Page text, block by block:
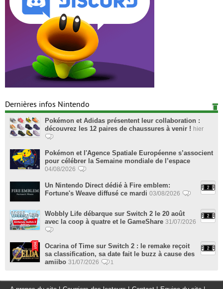
Dernières infos Nintendo
Pokémon et Adidas présentent leur collaboration :
découvrez les 12 paires de chaussures à venir ! hier
Pokémon et l'Agence Spatiale Européenne s’associent
pour célébrer la Semaine mondiale de l’espace
04/08/2026
Un Nintendo Direct dédié à Fire emblem:
Fortune's Weave diffusé ce mardi 03/08/2026
Wobbly Life débarque sur Switch 2 le 20 août
avec la coop à quatre et le GameShare 31/07/2026
Ocarina of Time sur Switch 2 : le remake reçoit
sa classification, sa date fait le buzz à cause des
amiibo 31/07/2026 1